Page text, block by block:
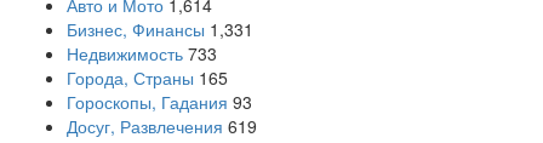
Авто и Мото 1,614
Бизнес, Финансы 1,331
Недвижимость 733
Города, Страны 165
Гороскопы, Гадания 93
Досуг, Развлечения 619